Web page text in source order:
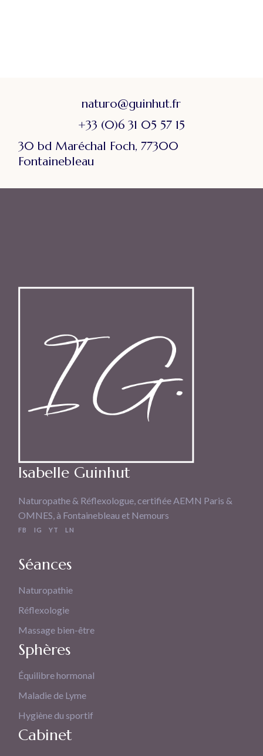
naturo@guinhut.fr
+33 (0)6 31 05 57 15
30 bd Maréchal Foch, 77300
Fontainebleau
Isabelle Guinhut
Naturopathe & Réflexologue, certifiée AEMN Paris &
OMNES, à Fontainebleau et Nemours
FB IG YT LN
Séances
Naturopathie
Réflexologie
Massage bien-être
Sphères
Équilibre hormonal
Maladie de Lyme
Hygiène du sportif
Cabinet